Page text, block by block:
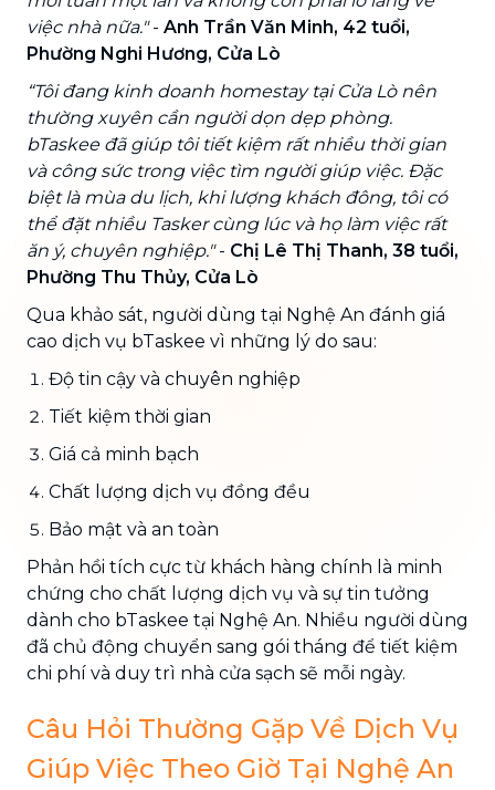
việc nhà nữa."- Anh Trần Văn Minh, 42 tuổi,
Phường Nghi Hương, Cửa Lò
“Tôi đang kinh doanh homestay tại Cửa Lò nên
thường xuyên cần người dọn dẹp phòng.
bTaskee đã giúp tôi tiết kiệm rất nhiều thời gian
và công sức trong việc tìm người giúp việc. Đặc
biệt là mùa du lịch, khi lượng khách đông, tôi có
thể đặt nhiều Tasker cùng lúc và họ làm việc rất
ăn ý, chuyên nghiệp."- Chị Lê Thị Thanh, 38 tuổi,
Phường Thu Thủy, Cửa Lò
Qua khảo sát, người dùng tại Nghệ An đánh giá
cao dịch vụ bTaskee vì những lý do sau:
Độ tin cậy và chuyên nghiệp
Tiết kiệm thời gian
Giá cả minh bạch
Chất lượng dịch vụ đồng đều
Bảo mật và an toàn
Phản hồi tích cực từ khách hàng chính là minh
chứng cho chất lượng dịch vụ và sự tin tưởng
dành cho bTaskee tại Nghệ An. Nhiều người dùng
đã chủ động chuyển sang gói tháng để tiết kiệm
chi phí và duy trì nhà cửa sạch sẽ mỗi ngày.
Câu Hỏi Thường Gặp Về Dịch Vụ
Giúp Việc Theo Giờ Tại Nghệ An